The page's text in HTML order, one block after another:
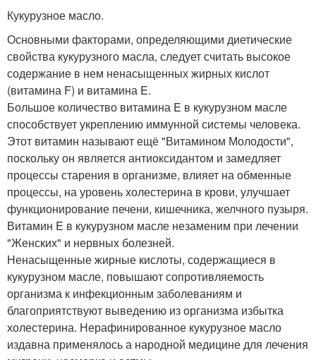
Кукурузное масло.
Основными факторами, определяющими диетические
свойства кукурузного масла, следует считать высокое
содержание в нем ненасыщенных жирных кислот
(витамина F) и витамина E.
Большое количество витамина E в кукурузном масле
способствует укреплению иммунной системы человека.
Этот витамин называют ещё "Витамином Молодости",
поскольку он является антиоксидантом и замедляет
процессы старения в организме, влияет на обменные
процессы, на уровень холестерина в крови, улучшает
функционирование печени, кишечника, желчного пузыря.
Витамин E в кукурузном масле незаменим при лечении
"Женских" и нервных болезней.
Ненасыщенные жирные кислоты, содержащиеся в
кукурузном масле, повышают сопротивляемость
организма к инфекционным заболеваниям и
благоприятствуют выведению из организма избытка
холестерина. Нерафинированное кукурузное масло
издавна применялось а народной медицине для лечения